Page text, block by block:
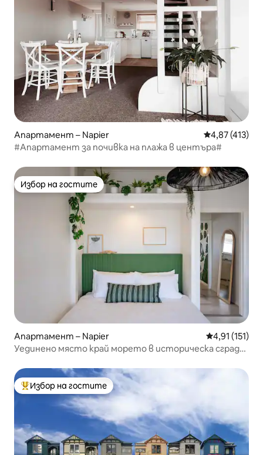
Апартамент – Napier Средна
4,87 (413)
#Апартамент за почивка на плажа в центъра#
Избор на гостите
Избор на гостите
Апартамент – Napier Средна
4,91 (151)
Уединено място край морето в историческа сграда
Най-популярен избор на гостите
Избор на гостите